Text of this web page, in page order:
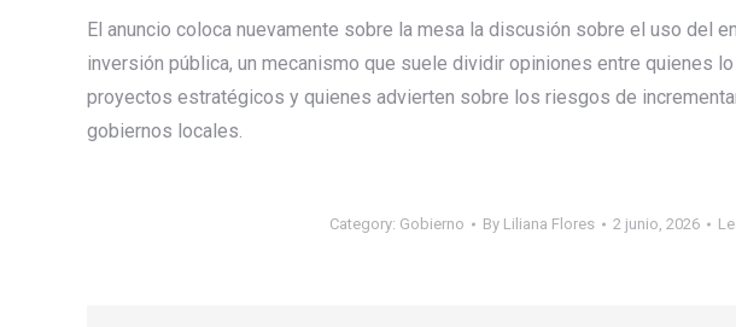
El anuncio coloca nuevamente sobre la mesa la discusión sobre el uso del
inversión pública, un mecanismo que suele dividir opiniones entre quienes
proyectos estratégicos y quienes advierten sobre los riesgos de
gobiernos locales.
Category: Gobierno By Liliana Flores 2 junio, 2026